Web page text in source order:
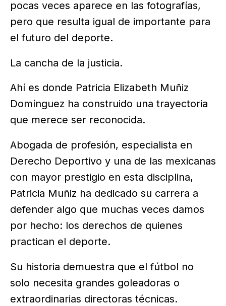
pocas veces aparece en las fotografías,
pero que resulta igual de importante para
el futuro del deporte.
La cancha de la justicia.
Ahí es donde Patricia Elizabeth Muñiz
Domínguez ha construido una trayectoria
que merece ser reconocida.
Abogada de profesión, especialista en
Derecho Deportivo y una de las mexicanas
con mayor prestigio en esta disciplina,
Patricia Muñiz ha dedicado su carrera a
defender algo que muchas veces damos
por hecho: los derechos de quienes
practican el deporte.
Su historia demuestra que el fútbol no
solo necesita grandes goleadoras o
extraordinarias directoras técnicas.